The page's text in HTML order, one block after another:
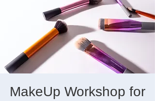
MakeUp Workshop for